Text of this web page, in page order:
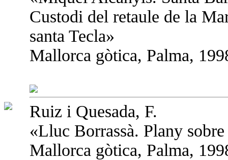
Custodi del retaule de la
santa Tecla»
Mallorca gòtica, Palma,
Ruiz i Quesada, F.
«Lluc Borrassà. Plany
Mallorca gòtica, Palma,